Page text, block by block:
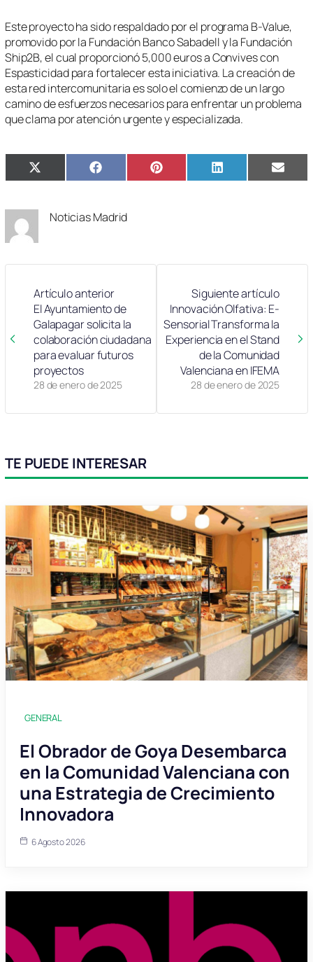
Este proyecto ha sido respaldado por el programa B-Value,
promovido por la Fundación Banco Sabadell y la Fundación
Ship2B, el cual proporcionó 5,000 euros a Convives con
Espasticidad para fortalecer esta iniciativa. La creación de
esta red intercomunitaria es solo el comienzo de un largo
camino de esfuerzos necesarios para enfrentar un problema
que clama por atención urgente y especializada.
Compartir
en
X
(Twitter)
Compartir
en
Facebook Compartir
en
Pinterest Compartir
en
LinkedIn
en
Email
Noticias Madrid
Artículo anterior
28 de enero de 2025
El Ayuntamiento de
Galapagar solicita la
colaboración ciudadana
para evaluar futuros
proyectos
Siguiente artículo
28 de enero de 2025
Innovación Olfativa: E-
Sensorial Transforma la
Experiencia en el Stand
de la Comunidad
Valenciana en IFEMA
TE PUEDE INTERESAR
GENERAL
El Obrador de Goya Desembarca
en la Comunidad Valenciana con
una Estrategia de Crecimiento
Innovadora
6 Agosto 2026